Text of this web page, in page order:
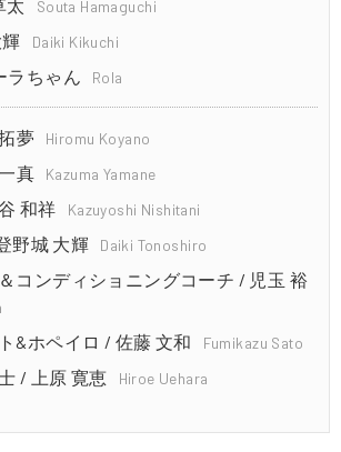
太 Souta Hamaguchi
Daiki Kikuchi
ラちゃん Rola
夢 Hiromu Koyano
真 Kazuma Yamane
和祥 Kazuyoshi Nishitani
野城 大輝 Daiki Tonoshiro
コンディショニングコーチ / 児玉 裕
&ホペイロ / 佐藤 文和 Fumikazu Sato
/ 上原 寛恵 Hiroe Uehara